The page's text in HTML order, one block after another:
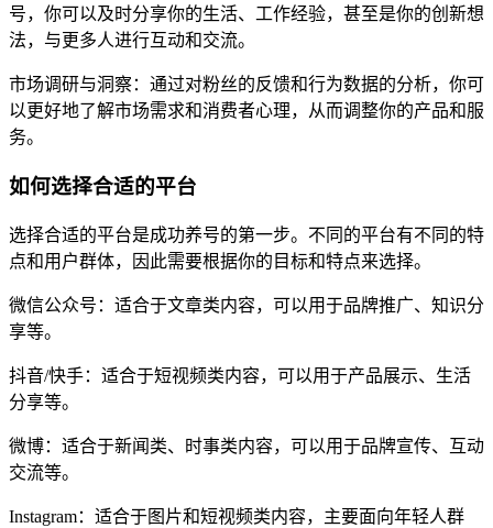
号，你可以及时分享你的生活、工作经验，甚至是你的创新想
法，与更多人进行互动和交流。
市场调研与洞察：通过对粉丝的反馈和行为数据的分析，你可
以更好地了解市场需求和消费者心理，从而调整你的产品和服
务。
如何选择合适的平台
选择合适的平台是成功养号的第一步。不同的平台有不同的特
点和用户群体，因此需要根据你的目标和特点来选择。
微信公众号：适合于文章类内容，可以用于品牌推广、知识分
享等。
抖音/快手：适合于短视频类内容，可以用于产品展示、生活
分享等。
微博：适合于新闻类、时事类内容，可以用于品牌宣传、互动
交流等。
Instagram：适合于图片和短视频类内容，主要面向年轻人群